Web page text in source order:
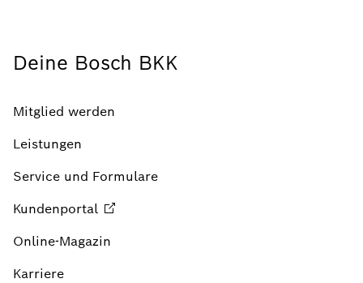
Deine Bosch BKK
Mitglied werden
Leistungen
Service und Formulare
Kundenportal
Online-Magazin
Karriere